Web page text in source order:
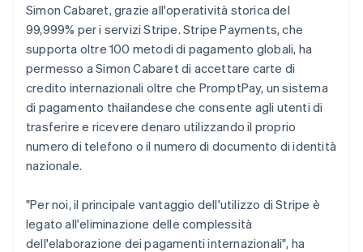
Simon Cabaret, grazie all'operatività storica del
99,999% per i servizi Stripe. Stripe Payments, che
supporta oltre 100 metodi di pagamento globali, ha
permesso a Simon Cabaret di accettare carte di
credito internazionali oltre che PromptPay, un sistema
di pagamento thailandese che consente agli utenti di
trasferire e ricevere denaro utilizzando il proprio
numero di telefono o il numero di documento di identità
nazionale.
"Per noi, il principale vantaggio dell'utilizzo di Stripe è
legato all'eliminazione delle complessità
dell'elaborazione dei pagamenti internazionali", ha